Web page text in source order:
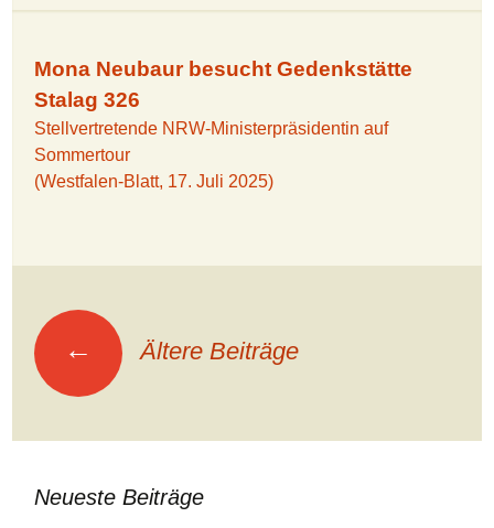
Mona Neubaur besucht Gedenkstätte
Stalag 326
Stellvertretende NRW-Ministerpräsidentin auf
Sommertour
(Westfalen-Blatt, 17. Juli 2025)
Beitragsnavigation
← Ältere Beiträge
Neueste Beiträge